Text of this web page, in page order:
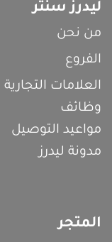
ليدرز سنتر
من نحن
الفروع
العلامات التجارية
وظائف
مواعيد التوصيل
مدونة ليدرز
المتجر